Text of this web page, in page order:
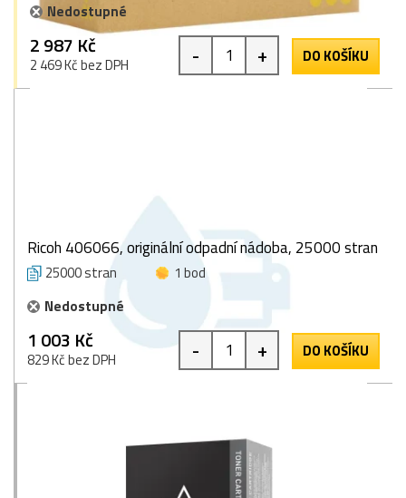
Nedostupné
2 987 Kč
2 469 Kč bez DPH - + DO KOŠÍKU
Ricoh 406066, originální odpadní nádoba, 25000 stran
25000 stran
1 bod
Nedostupné
1 003 Kč
829 Kč bez DPH - + DO KOŠÍKU